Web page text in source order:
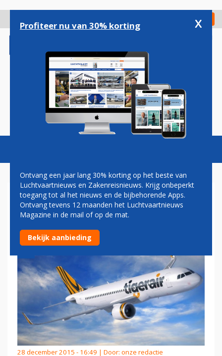
gaan
Check in
Magazine Podcasts Vacatures
AANDEELHOUDERS TIGER
AIRWAYS KRIJGEN RESPIJT
28 december 2015 - 16:49 | Door: onze redactie
Profiteer nu van 30% korting x
Ontvang een jaar lang 30% korting op het beste van
Luchtvaartnieuws en Zakenreisnieuws. Krijg onbeperkt
toegang tot al het nieuws en de bijbehorende Apps.
Ontvang tevens 12 maanden het Luchtvaartnieuws
Magazine in de mail of op de mat.
Bekijk aanbieding